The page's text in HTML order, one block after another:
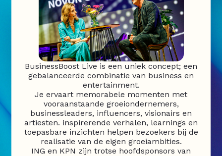
BusinessBoost Live is een uniek concept; een
gebalanceerde combinatie van business en
entertainment.
Je ervaart memorabele momenten met
vooraanstaande groeiondernemers,
businessleaders, influencers, visionairs en
artiesten. inspirerende verhalen, learnings en
toepasbare inzichten helpen bezoekers bij de
realisatie van de eigen groeiambities.
ING en KPN zijn trotse hoofdsponsors van